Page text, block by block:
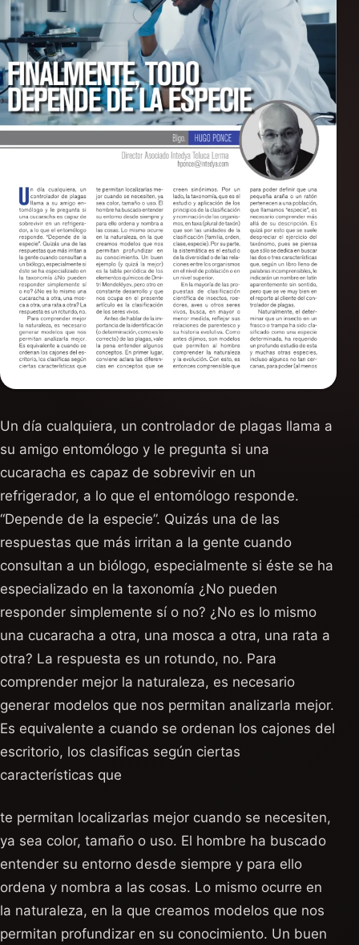
Un día cualquiera, un controlador de plagas llama a
su amigo entomólogo y le pregunta si una
cucaracha es capaz de sobrevivir en un
refrigerador, a lo que el entomólogo responde.
“Depende de la especie”. Quizás una de las
respuestas que más irritan a la gente cuando
consultan a un biólogo, especialmente si éste se ha
especializado en la taxonomía ¿No pueden
responder simplemente sí o no? ¿No es lo mismo
una cucaracha a otra, una mosca a otra, una rata a
otra? La respuesta es un rotundo, no. Para
comprender mejor la naturaleza, es necesario
generar modelos que nos permitan analizarla mejor.
Es equivalente a cuando se ordenan los cajones del
escritorio, los clasificas según ciertas
características que
te permitan localizarlas mejor cuando se necesiten,
ya sea color, tamaño o uso. El hombre ha buscado
entender su entorno desde siempre y para ello
ordena y nombra a las cosas. Lo mismo ocurre en
la naturaleza, en la que creamos modelos que nos
permitan profundizar en su conocimiento. Un buen